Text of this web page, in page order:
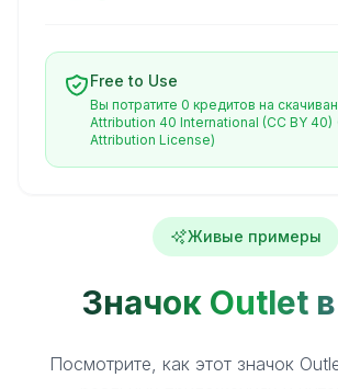
Free to Use
Вы потратите 0 кредитов на
Attribution 40 International (CC BY 40)
Attribution License)
Живые примеры
Значок Outlet
Посмотрите, как этот значок